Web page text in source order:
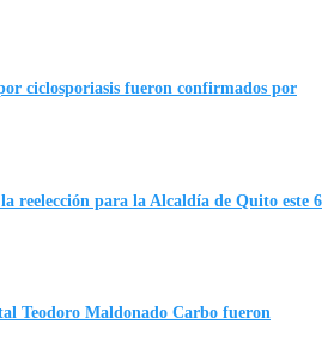
ciclosporiasis fueron confirmados por
reelección para la Alcaldía de Quito este 6
Teodoro Maldonado Carbo fueron